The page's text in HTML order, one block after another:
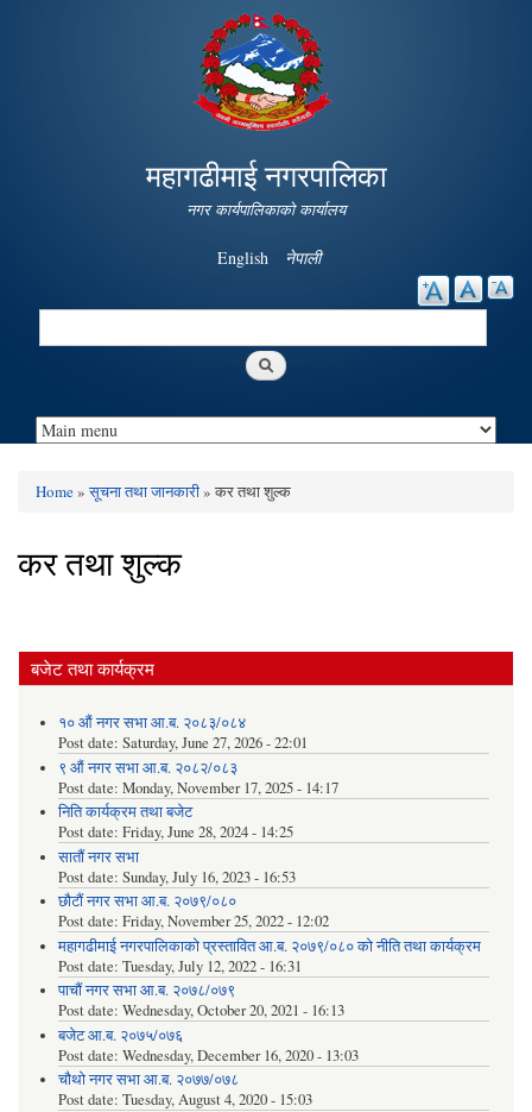
Skip to
main
content
महागढीमाई नगरपालिका
नगर कार्यपालिकाको कार्यालय
English नेपाली
Search
You are here
Home»सूचना तथा जानकारी» कर तथा शुल्क
कर तथा शुल्क
बजेट तथा कार्यक्रम
१० औं नगर सभा आ.ब. २०८३/०८४
Post date: Saturday, June 27, 2026 - 22:01
९ औं नगर सभा आ.ब. २०८२/०८३
Post date: Monday, November 17, 2025 - 14:17
निति कार्यक्रम तथा बजेट
Post date: Friday, June 28, 2024 - 14:25
सातौं नगर सभा
Post date: Sunday, July 16, 2023 - 16:53
छौटौं नगर सभा आ.ब. २०७९/०८०
Post date: Friday, November 25, 2022 - 12:02
महागढीमाई नगरपालिकाको प्रस्तावित आ.ब. २०७९/०८० को नीति तथा कार्यक्रम
Post date: Tuesday, July 12, 2022 - 16:31
पाचौं नगर सभा आ.ब. २०७८/०७९
Post date: Wednesday, October 20, 2021 - 16:13
बजेट आ.ब. २०७५/०७६
Post date: Wednesday, December 16, 2020 - 13:03
चौथो नगर सभा आ.ब. २०७७/०७८
Post date: Tuesday, August 4, 2020 - 15:03